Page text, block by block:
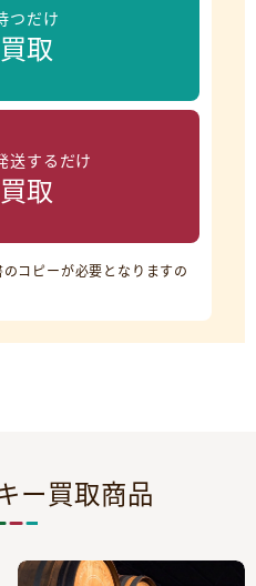
つだけ
取
送するだけ
取
コピーが必要となりますの
ー買取商品